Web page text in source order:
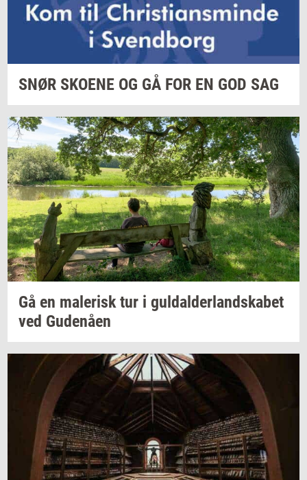
SNØR SKO­E­NE OG GÅ FOR EN GOD SAG
Gå en ma­le­risktur i gul­dal­der­land­ska­bet
ved Gu­denå­en